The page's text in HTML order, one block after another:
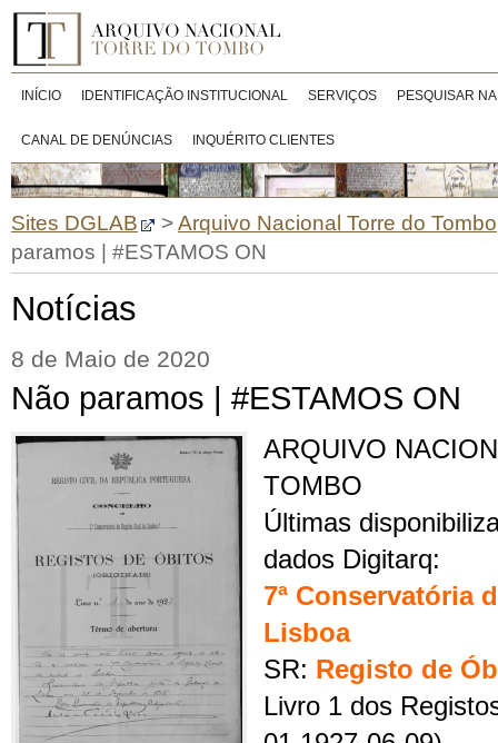
INÍCIO IDENTIFICAÇÃO INSTITUCIONAL SERVIÇOS PESQUISAR
CANAL DE DENÚNCIAS INQUÉRITO CLIENTES
Sites DGLAB >Arquivo Nacional Torre do Tombo
paramos | #ESTAMOS ON
Notícias
8 de Maio de 2020
Não paramos | #ESTAMOS ON
ARQUIVO
TOMBO
Últimas
dados Digitarq:
7ª Conservatória
Lisboa
SR: Registo de
Livro 1 dos